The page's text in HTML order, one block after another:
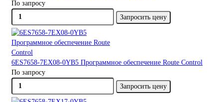
По запросу
Запросить цену
6ES7658-7EX08-0YB5 Программное обеспечение Route Control
По запросу
Запросить цену